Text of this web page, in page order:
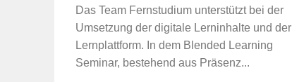
Das Team Fernstudium unterstützt bei der
Umsetzung der digitale Lerninhalte und der
Lernplattform. In dem Blended Learning
Seminar, bestehend aus Präsenz...